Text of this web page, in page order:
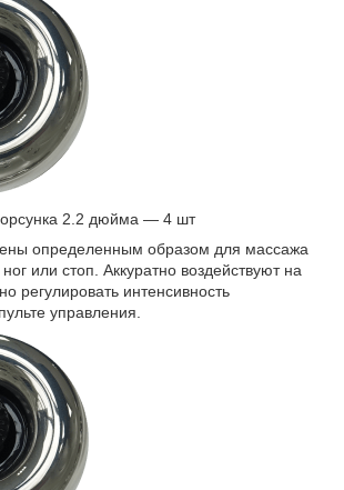
2.2 дюйма — 4 шт
определенным образом для массажа
или стоп. Аккуратно воздействуют на
регулировать интенсивность
управления.